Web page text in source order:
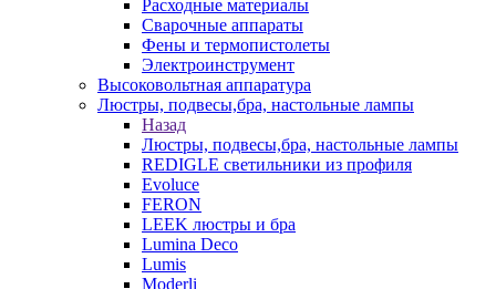
Расходные материалы
Сварочные аппараты
Фены и термопистолеты
Электроинструмент
Высоковольтная аппаратура
Люстры, подвесы,бра, настольные лампы
Назад
Люстры, подвесы,бра, настольные лампы
REDIGLE светильники из профиля
Evoluce
FERON
LEEK люстры и бра
Lumina Deco
Lumis
Moderli